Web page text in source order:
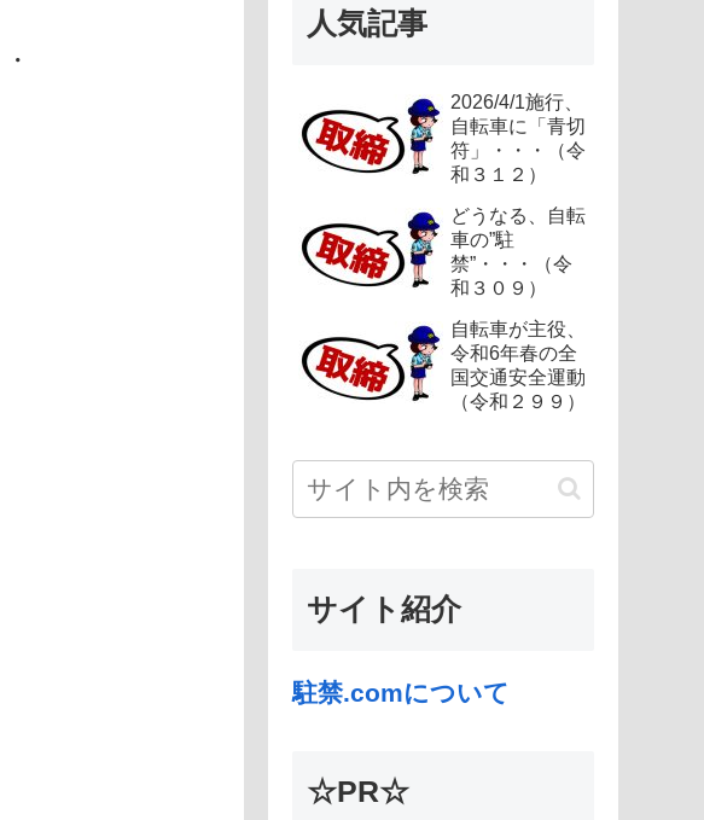
人気記事
2026/4/1施行、
自転車に「青切
符」・・・（令
和３１２）
どうなる、自転
車の”駐
禁”・・・（令
和３０９）
自転車が主役、
令和6年春の全
国交通安全運動
（令和２９９）
サイト紹介
駐禁.comについて
☆PR☆